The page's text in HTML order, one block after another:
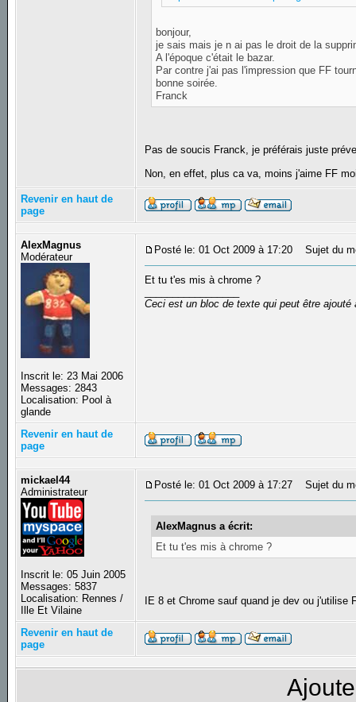
bonjour,
je sais mais je n ai pas le droit de la
A l'époque c'était le bazar.
Par contre j'ai pas l'impression que FF
bonne soirée.
Franck
Pas de soucis Franck, je préférais juste
Non, en effet, plus ca va, moins j'aime FF
Revenir en haut de
page
AlexMagnus
Modérateur
Inscrit le: 23 Mai 2006
Messages: 2843
Localisation: Pool à
glande
Posté le: 01 Oct 2009 à 17:20 Sujet du
Et tu t'es mis à chrome ?
Ceci est un bloc de texte qui peut être
Revenir en haut de
page
mickael44
Administrateur
Inscrit le: 05 Juin 2005
Messages: 5837
Localisation: Rennes /
Ille Et Vilaine
Posté le: 01 Oct 2009 à 17:27 Sujet du
AlexMagnus a écrit:
Et tu t'es mis à chrome ?
IE 8 et Chrome sauf quand je dev ou j'utilise
Revenir en haut de
page